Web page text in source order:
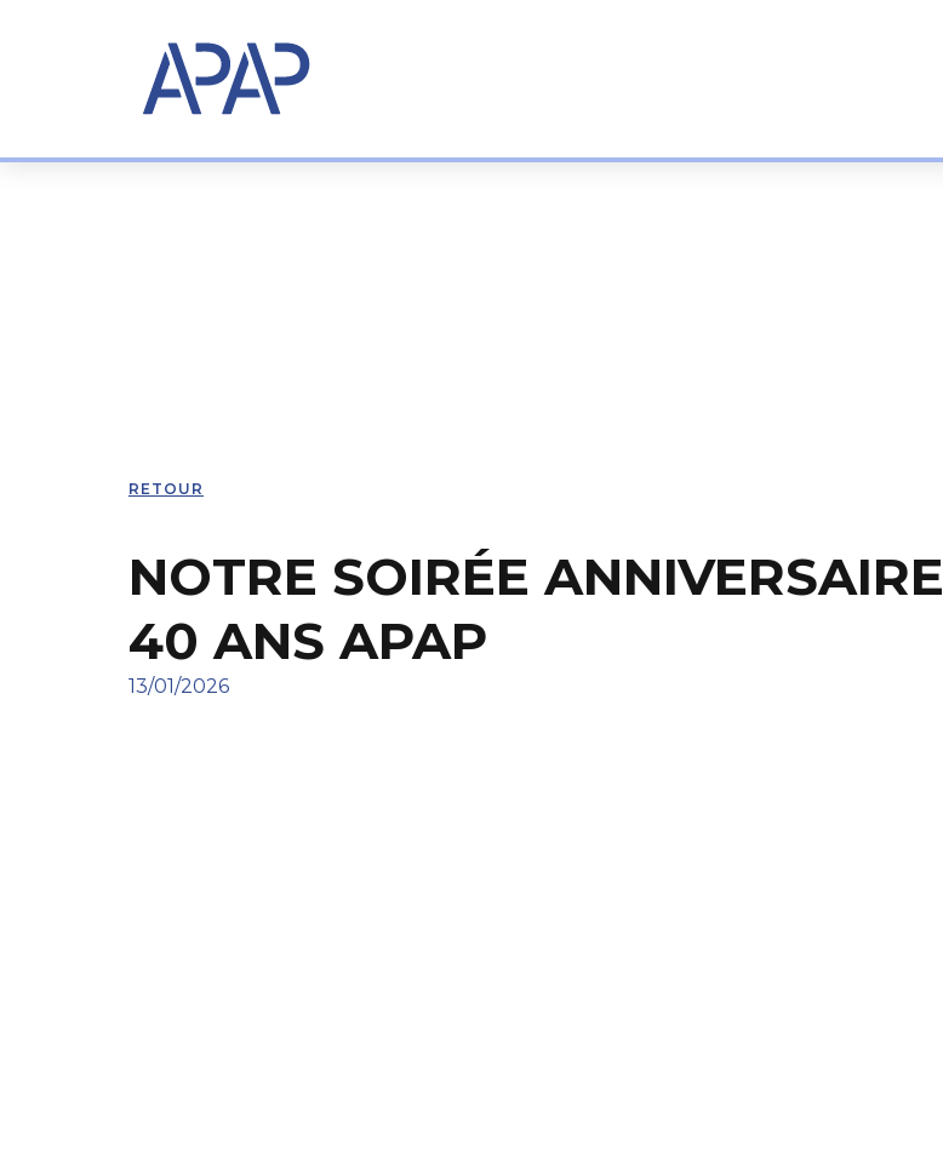
RETOUR
NOTRE SOIRÉE ANNIVERSAIRE
40 ANS APAP
13/01/2026